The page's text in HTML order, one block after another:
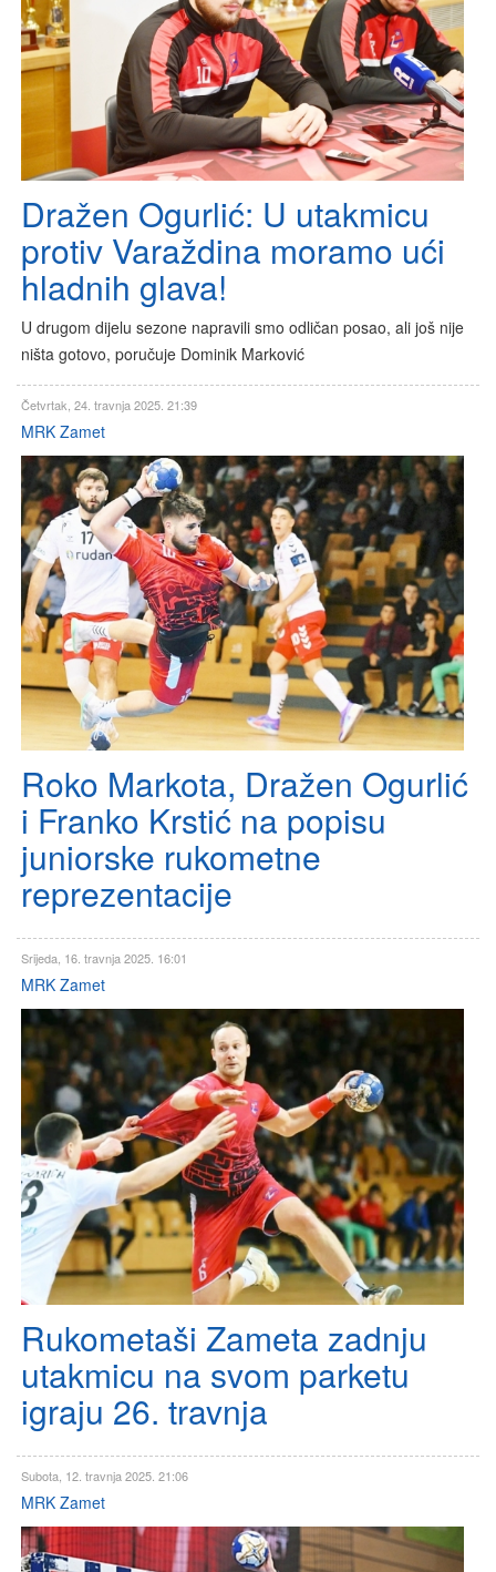
Dražen Ogurlić: U utakmicu
protiv Varaždina moramo ući
hladnih glava!
U drugom dijelu sezone napravili smo odličan posao, ali još nije
ništa gotovo, poručuje Dominik Marković
Četvrtak, 24. travnja 2025. 21:39
MRK Zamet
Roko Markota, Dražen Ogurlić
i Franko Krstić na popisu
juniorske rukometne
reprezentacije
Srijeda, 16. travnja 2025. 16:01
MRK Zamet
Rukometaši Zameta zadnju
utakmicu na svom parketu
igraju 26. travnja
Subota, 12. travnja 2025. 21:06
MRK Zamet